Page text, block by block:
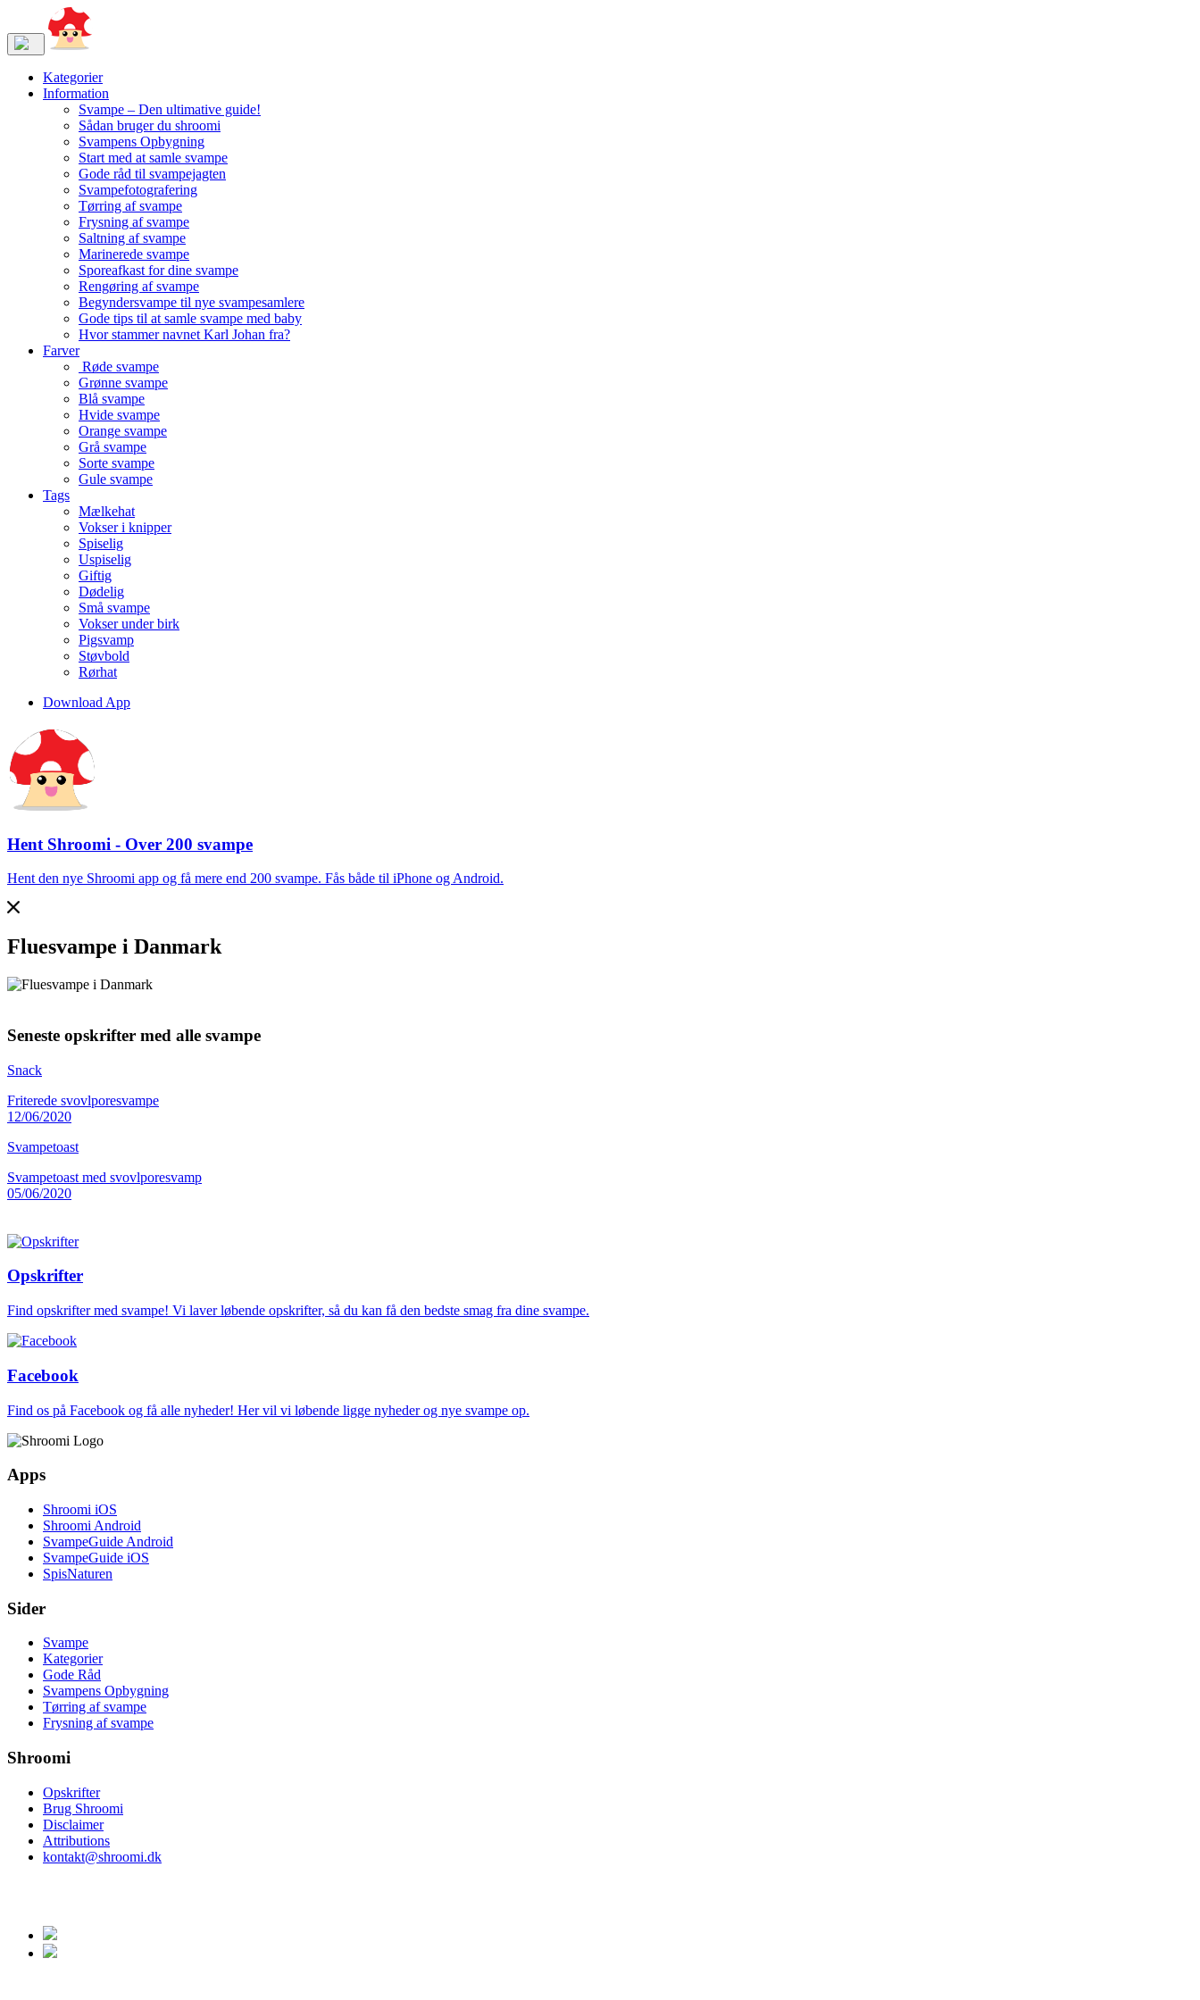
Kategorier
Information
Svampe – Den ultimative guide!
Sådan bruger du shroomi
Svampens Opbygning
Start med at samle svampe
Gode råd til svampejagten
Svampefotografering
Tørring af svampe
Frysning af svampe
Saltning af svampe
Marinerede svampe
Sporeafkast for dine svampe
Rengøring af svampe
Begyndersvampe til nye svampesamlere
Gode tips til at samle svampe med baby
Hvor stammer navnet Karl Johan fra?
Farver
Røde svampe
Grønne svampe
Blå svampe
Hvide svampe
Orange svampe
Grå svampe
Sorte svampe
Gule svampe
Tags
Mælkehat
Vokser i knipper
Spiselig
Uspiselig
Giftig
Dødelig
Små svampe
Vokser under birk
Pigsvamp
Støvbold
Rørhat
Download App
Hent Shroomi - Over 200 svampe
Hent den nye Shroomi app og få mere end 200 svampe. Fås både til iPhone og Android.
Fluesvampe i Danmark
Seneste opskrifter med alle svampe
Snack
Friterede svovlporesvampe
12/06/2020
Svampetoast
Svampetoast med svovlporesvamp
05/06/2020
Opskrifter
Find opskrifter med svampe! Vi laver løbende opskrifter, så du kan få den bedste smag fra dine svampe.
Facebook
Find os på Facebook og få alle nyheder! Her vil vi løbende ligge nyheder og nye svampe op.
Apps
Shroomi iOS
Shroomi Android
SvampeGuide Android
SvampeGuide iOS
SpisNaturen
Sider
Svampe
Kategorier
Gode Råd
Svampens Opbygning
Tørring af svampe
Frysning af svampe
Shroomi
Opskrifter
Brug Shroomi
Disclaimer
Attributions
kontakt@shroomi.dk